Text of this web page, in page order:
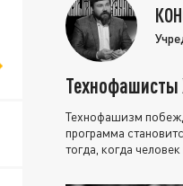
Технофашисты
Технофашизм
программа
тогда, когда